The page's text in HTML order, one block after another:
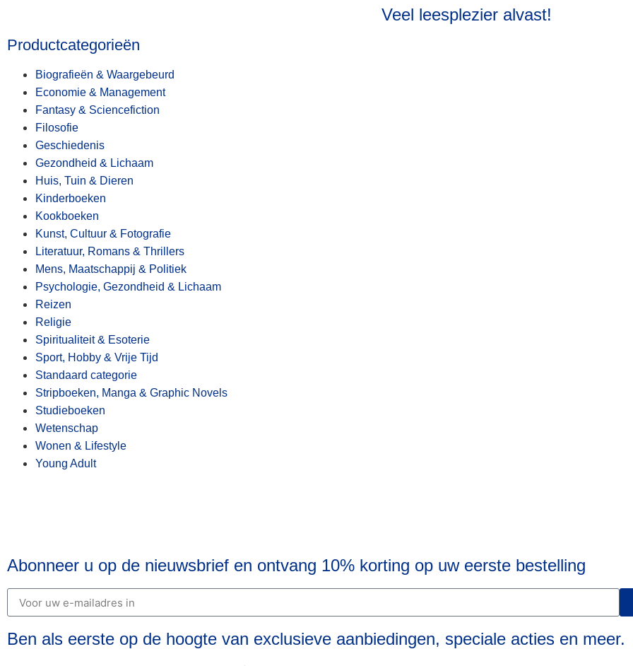
Veel leesplezier alvast!
Productcategorieën
Biografieën & Waargebeurd
Economie & Management
Fantasy & Sciencefiction
Filosofie
Geschiedenis
Gezondheid & Lichaam
Huis, Tuin & Dieren
Kinderboeken
Kookboeken
Kunst, Cultuur & Fotografie
Literatuur, Romans & Thrillers
Mens, Maatschappij & Politiek
Psychologie, Gezondheid & Lichaam
Reizen
Religie
Spiritualiteit & Esoterie
Sport, Hobby & Vrije Tijd
Standaard categorie
Stripboeken, Manga & Graphic Novels
Studieboeken
Wetenschap
Wonen & Lifestyle
Young Adult
Abonneer u op de nieuwsbrief en ontvang 10% korting op uw eerste bestelling
Ben als eerste op de hoogte van exclusieve aanbiedingen, speciale acties en meer.